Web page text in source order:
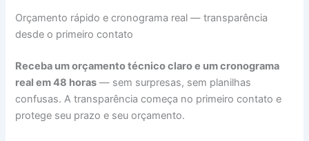
Orçamento rápido e cronograma real — transparência
desde o primeiro contato
Receba um orçamento técnico claro e um cronograma
real em 48 horas — sem surpresas, sem planilhas
confusas. A transparência começa no primeiro contato e
protege seu prazo e seu orçamento.